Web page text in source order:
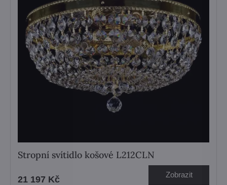
Stropní svítidlo košové L212CLN
21 197 Kč Zobrazit